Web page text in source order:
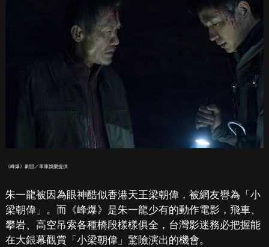
《峰爆》劇照／車庫娛樂提供
朱一龍被因為眼神酷似香港天王梁朝偉，被網友譽為「小
梁朝偉」。而《峰爆》是朱一龍少有的動作電影，飛車、
攀岩、高空吊索各種橋段樣樣俱全，台灣影迷務必把握能
在大銀幕觀賞「小梁朝偉」驚險演出的機會。